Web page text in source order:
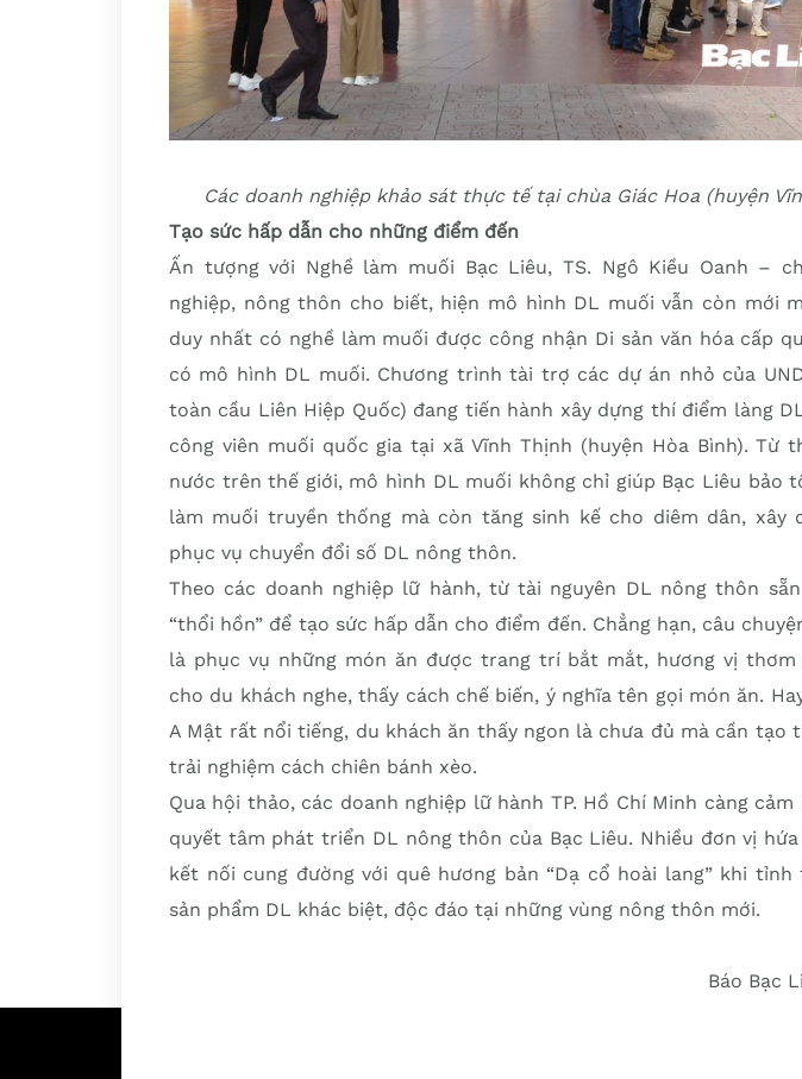
Các doanh nghiệp khảo sát thực tế tại chùa Giác Hoa (huyện
Tạo sức hấp dẫn cho những điểm đến
Ấn tượng với Nghề làm muối Bạc Liêu, TS. Ngô Kiều Oanh –
nghiệp, nông thôn cho biết, hiện mô hình DL muối vẫn còn mới
duy nhất có nghề làm muối được công nhận Di sản văn hóa cấp
có mô hình DL muối. Chương trình tài trợ các dự án nhỏ của
toàn cầu Liên Hiệp Quốc) đang tiến hành xây dựng thí điểm làng
công viên muối quốc gia tại xã Vĩnh Thịnh (huyện Hòa Bình). Từ
nước trên thế giới, mô hình DL muối không chỉ giúp Bạc Liêu bảo
làm muối truyền thống mà còn tăng sinh kế cho diêm dân, xây
phục vụ chuyển đổi số DL nông thôn.
Theo các doanh nghiệp lữ hành, từ tài nguyên DL nông thôn
“thổi hồn” để tạo sức hấp dẫn cho điểm đến. Chẳng hạn, câu
là phục vụ những món ăn được trang trí bắt mắt, hương vị thơm
cho du khách nghe, thấy cách chế biến, ý nghĩa tên gọi món ăn.
A Mật rất nổi tiếng, du khách ăn thấy ngon là chưa đủ mà cần tạo
trải nghiệm cách chiên bánh xèo.
Qua hội thảo, các doanh nghiệp lữ hành TP. Hồ Chí Minh càng
quyết tâm phát triển DL nông thôn của Bạc Liêu. Nhiều đơn vị
kết nối cung đường với quê hương bản “Dạ cổ hoài lang” khi
sản phẩm DL khác biệt, độc đáo tại những vùng nông thôn mới.
Báo Bạc